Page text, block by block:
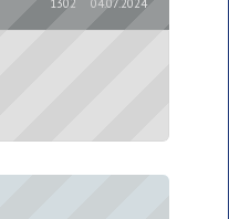
04.07.2024
1302